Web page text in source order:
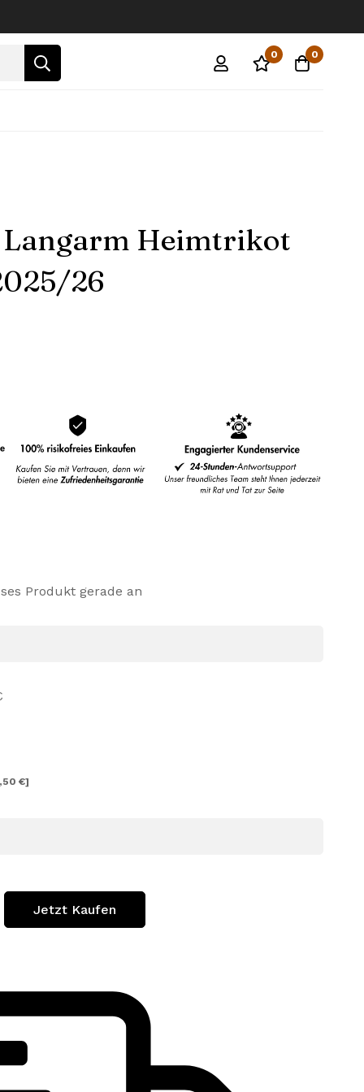
0 0
Langarm Heimtrikot
26
Produkt gerade an
€]
Jetzt Kaufen